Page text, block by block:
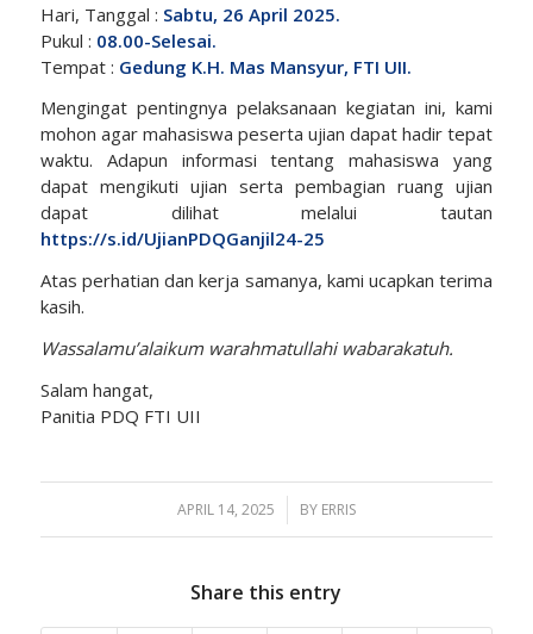
Hari, Tanggal : Sabtu, 26 April 2025.
Pukul : 08.00-Selesai.
Tempat : Gedung K.H. Mas Mansyur, FTI UII.
Mengingat pentingnya pelaksanaan kegiatan ini, kami
mohon agar mahasiswa peserta ujian dapat hadir tepat
waktu. Adapun informasi tentang mahasiswa yang
dapat mengikuti ujian serta pembagian ruang ujian
dapat dilihat melalui tautan
https://s.id/UjianPDQGanjil24-25
Atas perhatian dan kerja samanya, kami ucapkan terima
kasih.
Wassalamu’alaikum warahmatullahi wabarakatuh.
Salam hangat,
Panitia PDQ FTI UII
APRIL 14, 2025
/ BY ERRIS
Share this entry